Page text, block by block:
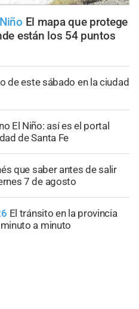
El mapa que protege
están los 54 puntos
de este sábado en la ciudad
El Niño: así es el portal
de Santa Fe
que saber antes de salir
7 de agosto
El tránsito en la provincia
a minuto